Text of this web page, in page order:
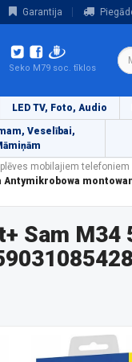
Garantija
Seko M79 soc. tīklos
LED TV, Foto, Audio
Veselībai,
mobilajiem telefoniem
Sam M34